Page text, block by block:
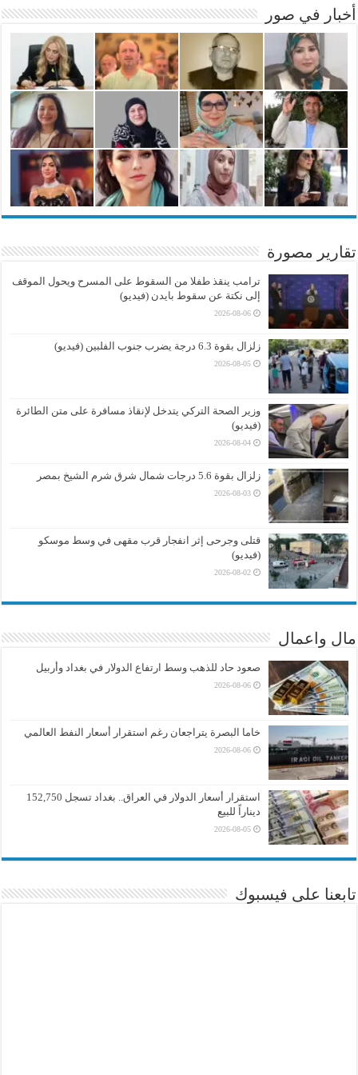
أخبار في صور
تقارير مصورة
ترامب ينقذ طفلا من السقوط على المسرح ويحول الموقف
إلى نكتة عن سقوط بايدن (فيديو)
2026-08-06
زلزال بقوة 6.3 درجة يضرب جنوب الفلبين (فيديو)
2026-08-05
وزير الصحة التركي يتدخل لإنقاذ مسافرة على متن الطائرة
(فيديو)
2026-08-04
زلزال بقوة 5.6 درجات شمال شرق شرم الشيخ بمصر
2026-08-03
قتلى وجرحى إثر انفجار قرب مقهى في وسط موسكو
(فيديو)
2026-08-02
مال واعمال
صعود حاد للذهب وسط ارتفاع الدولار في بغداد وأربيل
2026-08-06
خاما البصرة يتراجعان رغم استقرار أسعار النفط العالمي
2026-08-06
استقرار أسعار الدولار في العراق.. بغداد تسجل 152,750
ديناراً للبيع
2026-08-05
تابعنا على فيسبوك